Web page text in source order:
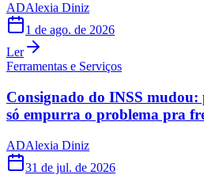
ADAlexia Diniz
1 de ago. de 2026
Ler
Ferramentas e Serviços
Consignado do INSS
só empurra o problema pra
ADAlexia Diniz
31 de jul. de 2026